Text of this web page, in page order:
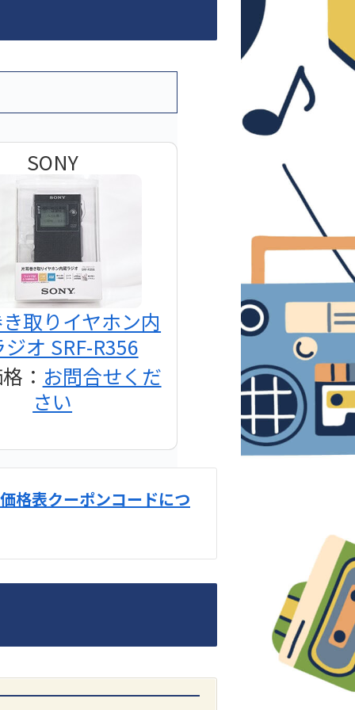
SONY
取りイヤホン内
オ SRF-R356
： お問合せくだ
さい
DENON
格表クーポンコードにつ